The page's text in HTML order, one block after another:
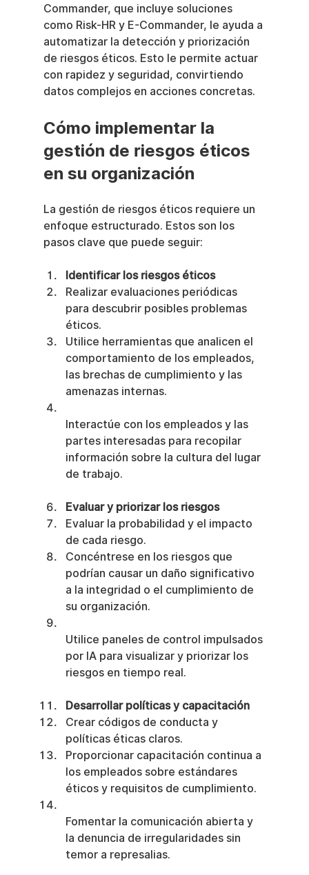
Commander, que incluye soluciones
como Risk-HR y E-Commander, le ayuda a
automatizar la detección y priorización
de riesgos éticos. Esto le permite actuar
con rapidez y seguridad, convirtiendo
datos complejos en acciones concretas.
Cómo implementar la
gestión de riesgos éticos
en su organización
La gestión de riesgos éticos requiere un
enfoque estructurado. Estos son los
pasos clave que puede seguir:
Identificar los riesgos éticos
Realizar evaluaciones periódicas
para descubrir posibles problemas
éticos.
Utilice herramientas que analicen el
comportamiento de los empleados,
las brechas de cumplimiento y las
amenazas internas.
Interactúe con los empleados y las
partes interesadas para recopilar
información sobre la cultura del lugar
de trabajo.
Evaluar y priorizar los riesgos
Evaluar la probabilidad y el impacto
de cada riesgo.
Concéntrese en los riesgos que
podrían causar un daño significativo
a la integridad o el cumplimiento de
su organización.
Utilice paneles de control impulsados
por IA para visualizar y priorizar los
riesgos en tiempo real.
Desarrollar políticas y capacitación
Crear códigos de conducta y
políticas éticas claros.
Proporcionar capacitación continua a
los empleados sobre estándares
éticos y requisitos de cumplimiento.
Fomentar la comunicación abierta y
la denuncia de irregularidades sin
temor a represalias.